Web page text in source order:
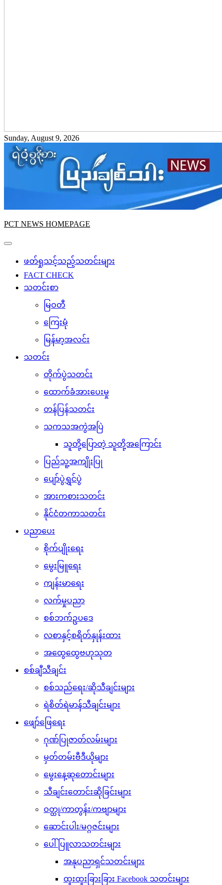
Sunday, August 9, 2026
PCT NEWS HOMEPAGE
ဖတ်ရှုသင့်သည့်သတင်းများ
FACT CHECK
သတင်းစာ
မြဝတီ
ကြေးမုံ
မြန်မာ့အလင်း
သတင်း
တိုက်ပွဲသတင်း
ထောက်ခံအားပေးမှု
တန်ပြန်သတင်း
သကသအကွဲအပြဲ
သူတို့ပြောတဲ့ သူတို့အကြောင်း
ပြည်သူ့အကျိုးပြု
ပျော်ပွဲရွှင်ပွဲ
အားကစားသတင်း
နိုင်ငံတကာသတင်း
ပညာပေး
စိုက်ပျိုးရေး
မွေးမြူရေး
ကျန်းမာရေး
လက်မှုပညာ
စစ်ဘက်ဥပဒေ
လစာနှင့်စရိတ်နှုန်းထား
အထွေထွေဗဟုသုတ
စစ်ချီသီချင်း
စစ်သည်ရေး/ဆိုသီချင်းများ
ရဲစိတ်ရဲမာန်သီချင်းများ
ဖျော်ဖြေရေး
ဂုဏ်ပြုဇာတ်လမ်းများ
မှတ်တမ်းဗီဒီယိုများ
မွေးနေ့ဆုတောင်းများ
သီချင်းတောင်းဆိုခြင်းများ
ဝတ္ထု/ကာတွန်း/ကဗျာများ
ဆောင်းပါး/မဂ္ဂဇင်းများ
ပေါ်ပြူလာသတင်းများ
အနုပညာရှင်သတင်းများ
ထူးထူးခြားခြား Facebook သတင်းများ